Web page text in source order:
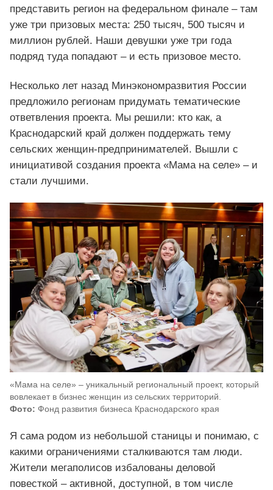
представить регион на федеральном финале – там
уже три призовых места: 250 тысяч, 500 тысяч и
миллион рублей. Наши девушки уже три года
подряд туда попадают – и есть призовое место.
Несколько лет назад Минэкономразвития России
предложило регионам придумать тематические
ответвления проекта. Мы решили: кто как, а
Краснодарский край должен поддержать тему
сельских женщин-предпринимателей. Вышли с
инициативой создания проекта «Мама на селе» – и
стали лучшими.
«Мама на селе» – уникальный региональный проект, который
вовлекает в бизнес женщин из сельских территорий.
Фото: Фонд развития бизнеса Краснодарского края
Я сама родом из небольшой станицы и понимаю, с
какими ограничениями сталкиваются там люди.
Жители мегаполисов избалованы деловой
повесткой – активной, доступной, в том числе